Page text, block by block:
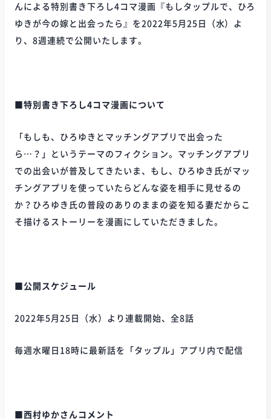
んによる特別書き下ろし4コマ漫画『もしタップルで、ひろ
ゆきが今の嫁と出会ったら』を2022年5月25日（水）よ
り、8週連続で公開いたします。
■特別書き下ろし4コマ漫画について
「もしも、ひろゆきとマッチングアプリで出会った
ら…？」というテーマのフィクション。マッチングアプリ
での出会いが普及してきたいま、もし、ひろゆき氏がマッ
チングアプリを使っていたらどんな姿を相手に見せるの
か？ひろゆき氏の普段のありのままの姿を知る妻だからこ
そ描けるストーリーを漫画にしていただきました。
■公開スケジュール
2022年5月25日（水）より連載開始、全8話
毎週水曜日18時に最新話を「タップル」アプリ内で配信
■西村ゆかさんコメント